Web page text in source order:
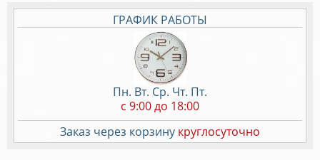
ГРАФИК РАБОТЫ
Пн. Вт. Ср. Чт. Пт.
c 9:00 до 18:00
Заказ через корзину круглосуточно